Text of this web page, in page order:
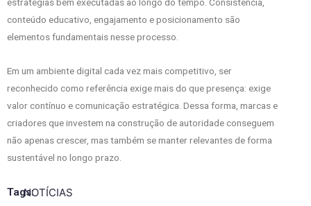
estratégias bem executadas ao longo do tempo. Consistência,
conteúdo educativo, engajamento e posicionamento são
elementos fundamentais nesse processo.
Em um ambiente digital cada vez mais competitivo, ser
reconhecido como referência exige mais do que presença: exige
valor contínuo e comunicação estratégica. Dessa forma, marcas e
criadores que investem na construção de autoridade conseguem
não apenas crescer, mas também se manter relevantes de forma
sustentável no longo prazo.
Tags:NOTÍCIAS